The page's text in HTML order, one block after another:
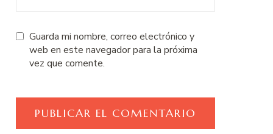
Guarda mi nombre, correo electrónico y
web en este navegador para la próxima
vez que comente.